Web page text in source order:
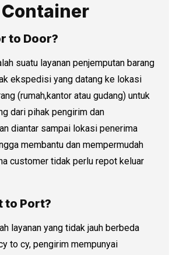
Container
to Door?
suatu layanan penjemputan barang
ekspedisi yang datang ke lokasi
(rumah,kantor atau gudang) untuk
dari pihak pengirim dan
diantar sampai lokasi penerima
membantu dan mempermudah
customer tidak perlu repot keluar
to Port?
layanan yang tidak jauh berbeda
to cy, pengirim mempunyai